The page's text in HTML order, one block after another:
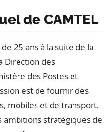
de CAMTEL
25 ans à la suite de la
Direction des
des Postes et
est de fournir des
mobiles et de transport.
ambitions stratégiques de